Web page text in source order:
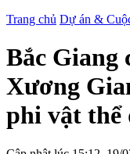
Trang chủ Dự án &
Bắc Giang
Xương
phi vật thể